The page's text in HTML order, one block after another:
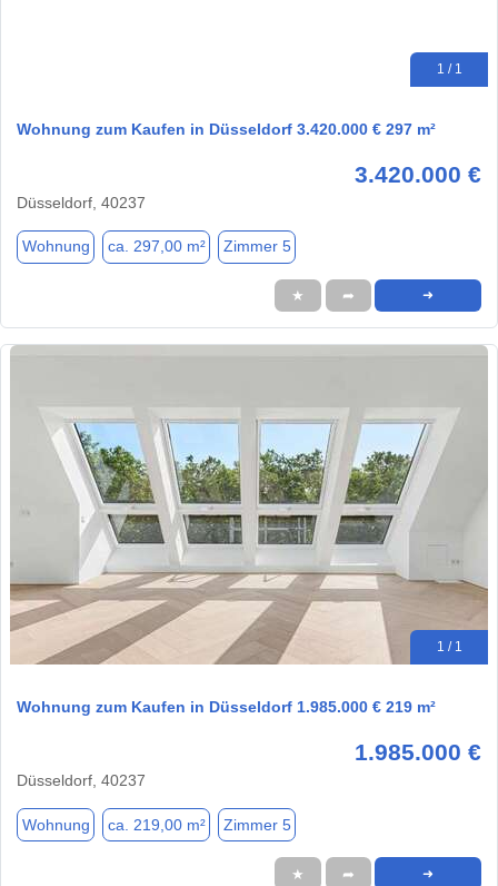
1 / 1
Wohnung zum Kaufen in Düsseldorf 3.420.000 € 297 m²
3.420.000 €
Düsseldorf, 40237
Wohnung ca. 297,00 m² Zimmer 5
★ ➦ ➜
1 / 1
Wohnung zum Kaufen in Düsseldorf 1.985.000 € 219 m²
1.985.000 €
Düsseldorf, 40237
Wohnung ca. 219,00 m² Zimmer 5
★ ➦ ➜